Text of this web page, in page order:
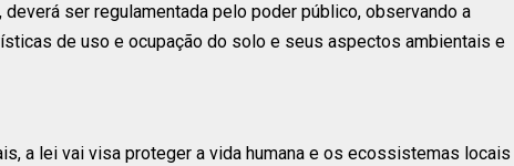
ser regulamentada pelo poder público, observando a
de uso e ocupação do solo e seus aspectos ambientais e
a lei vai visa proteger a vida humana e os ecossistemas locais